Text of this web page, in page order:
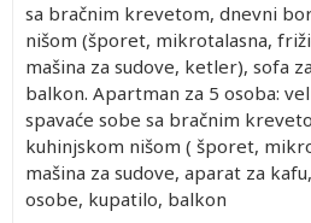
sa bračnim krevetom, dnevni
nišom (šporet, mikrotalasna,
mašina za sudove, ketler), sofa
balkon. Apartman za 5 osoba:
spavaće sobe sa bračnim
kuhinjskom nišom ( šporet,
mašina za sudove, aparat za
osobe, kupatilo, balkon